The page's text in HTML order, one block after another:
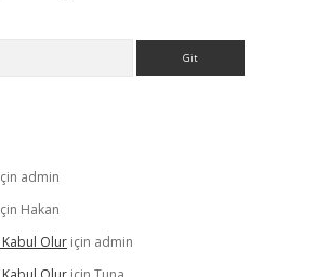
admin
Hakan
Kabul Olur için admin